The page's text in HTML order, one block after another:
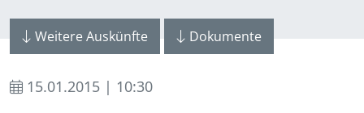
Weitere Auskünfte Dokumente
15.01.2015 | 10:30